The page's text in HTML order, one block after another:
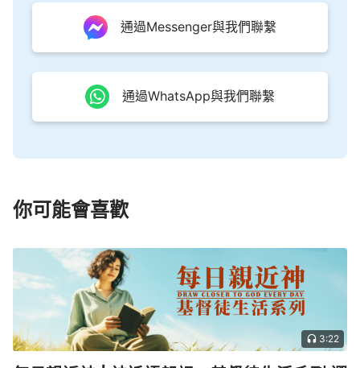
通過Messenger與我們聯繫
通過WhatsApp與我們聯繫
你可能會喜歡
3:22